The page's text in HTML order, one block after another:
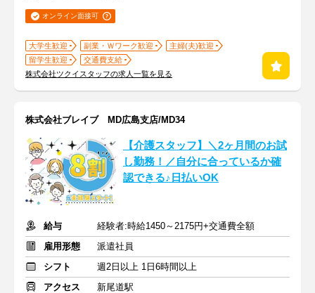
オンライン面接可
大学生歓迎 副業・Ｗワーク歓迎
主婦(夫)歓迎
留学生歓迎
交通費支給
株式会社ツクイスタッフの求人一覧を見る
株式会社ブレイブ MD広島支店/MD34
【介護スタッフ】＼2ヶ月間のお試
し勤務！／自分に合っているか確
認できる♪日払いOK
給与
経験者:時給1450～2175円+交通費全額
雇用形態
派遣社員
シフト
週2日以上 1日6時間以上
アクセス
新尾道駅